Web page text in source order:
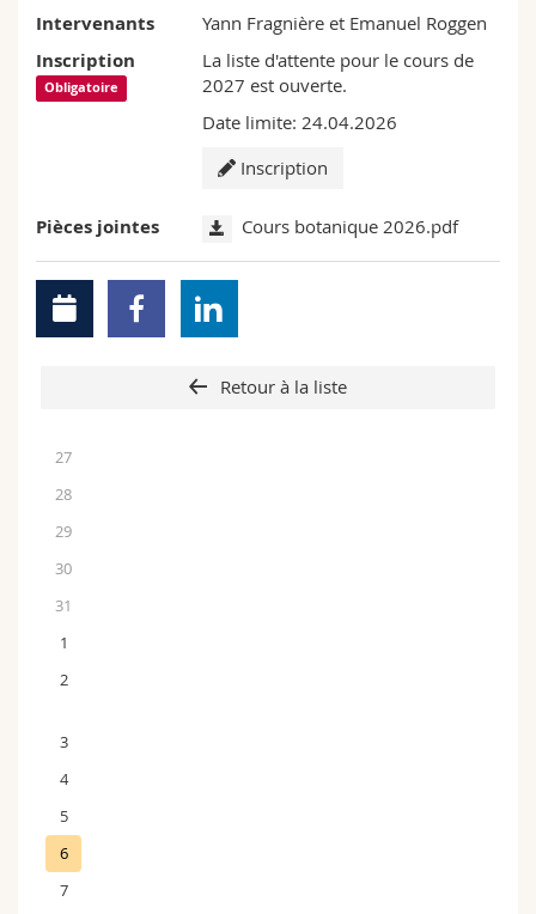
Intervenants Yann Fragnière et Emanuel Roggen
Inscription
Obligatoire
La liste d'attente pour le cours de
2027 est ouverte.
Date limite: 24.04.2026
Inscription
Pièces jointes Cours botanique 2026.pdf
Retour à la liste
27
28
29
30
31
1
2
3
4
5
6
7